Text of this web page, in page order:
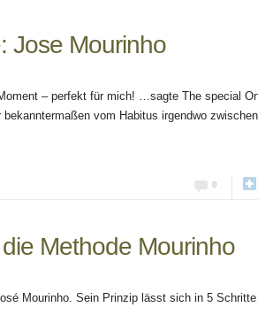
Jose Mourinho
– perfekt für mich! …sagte The special
vom Habitus irgendwo
0
Methode Mourinho
Mourinho. Sein Prinzip lässt sich in 5 Schritte